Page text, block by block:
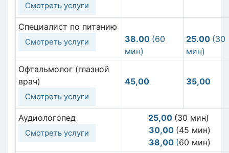
Смотреть услуги
Специалист по питанию
Смотреть услуги 38.00 (60
мин)
25.00 (30
мин)
Офтальмолог (глазной
врач)
Смотреть услуги
45,00 35,00
Аудиологопед
Смотреть услуги
25,00 (30 мин)
30,00 (45 мин)
38,00 (60 мин)